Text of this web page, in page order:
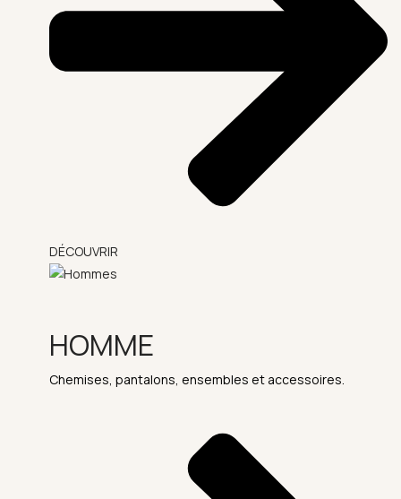
DÉCOUVRIR
HOMME
Chemises, pantalons, ensembles et accessoires.